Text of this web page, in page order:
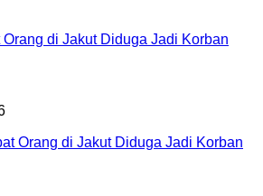
di Jakut Diduga Jadi Korban